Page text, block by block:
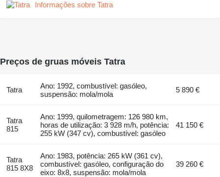
Informações sobre Tatra
Preços de gruas móveis Tatra
Tatra
Ano: 1992, combustível: gasóleo,
suspensão: mola/mola
5 890 €
Tatra
815
Ano: 1999, quilometragem: 126 980 km,
horas de utilização: 3 928 m/h, potência:
255 kW (347 cv), combustível: gasóleo
41 150 €
Tatra
815 8X8
Ano: 1983, potência: 265 kW (361 cv),
combustível: gasóleo, configuração do
eixo: 8x8, suspensão: mola/mola
39 260 €